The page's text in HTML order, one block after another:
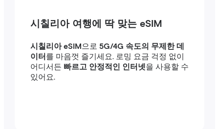
시칠리아 여행에 딱 맞는 eSIM
시칠리아 eSIM 으로 5G/4G 속도의 무제한 데
이터 를 마음껏 즐기세요. 로밍 요금 걱정 없이
어디서든 빠르고 안정적인 인터넷을 사용할 수
있어요.